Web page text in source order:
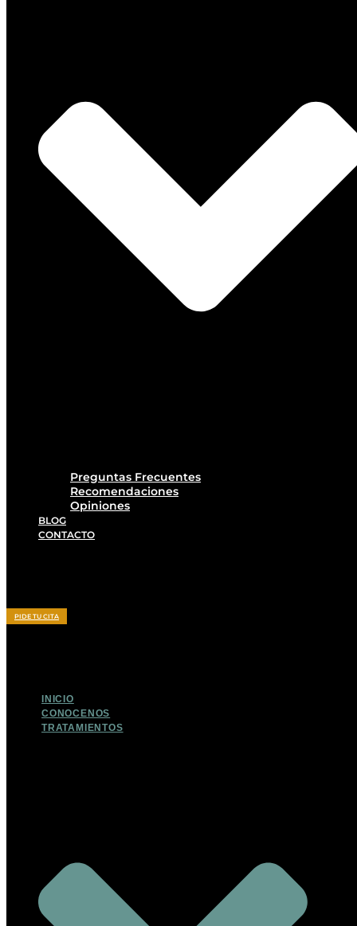
Preguntas Frecuentes
Recomendaciones
Opiniones
BLOG
CONTACTO
PIDE TU CITA
INICIO
CONOCENOS
TRATAMIENTOS